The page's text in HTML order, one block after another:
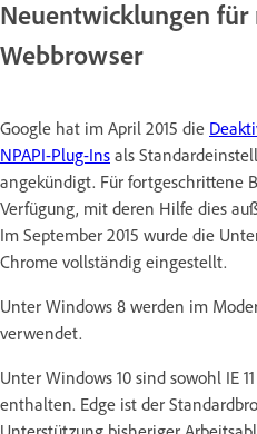
Neuentwicklungen für
Webbrowser
Google hat im April 2015 die
NPAPI-Plug-Ins als
angekündigt. Für fortgeschrittene
Verfügung, mit deren Hilfe dies
Im September 2015 wurde die
Chrome vollständig eingestellt.
Unter Windows 8 werden im
verwendet.
Unter Windows 10 sind sowohl IE
enthalten. Edge ist der